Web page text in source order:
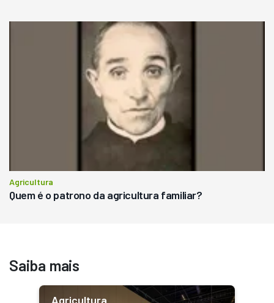
Agricultura
Quem é o patrono da agricultura familiar?
Saiba mais
Agricultura